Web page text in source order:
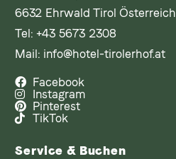
6632 Ehrwald Tirol Österreich
Tel:+43 5673 2308
Mail: info@hotel-tirolerhof.at
Facebook
Instagram
Pinterest
TikTok
Service & Buchen